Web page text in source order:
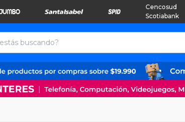
Cencosud
Scotiabank